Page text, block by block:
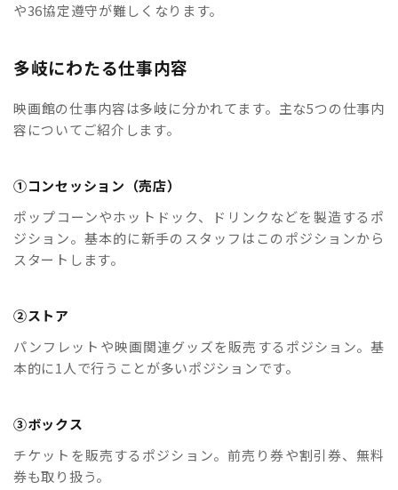
や36協定遵守が難しくなります。
多岐にわたる仕事内容
映画館の仕事内容は多岐に分かれてます。主な5つの仕事内
容についてご紹介します。
①コンセッション（売店）
ポップコーンやホットドック、ドリンクなどを製造するポ
ジション。基本的に新手のスタッフはこのポジションから
スタートします。
②ストア
パンフレットや映画関連グッズを販売するポジション。基
本的に1人で行うことが多いポジションです。
③ボックス
チケットを販売するポジション。前売り券や割引券、無料
券も取り扱う。